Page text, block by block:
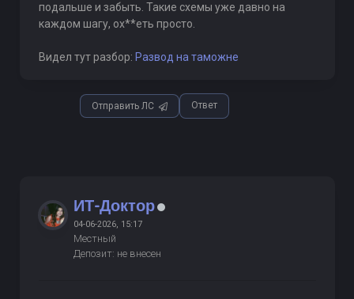
подальше и забыть. Такие схемы уже давно на
каждом шагу, ох**еть просто.
Видел тут разбор: Развод на таможне
Отправить ЛС Ответ
ИТ-Доктор
04-06-2026, 15:17
Местный
Депозит: не внесен